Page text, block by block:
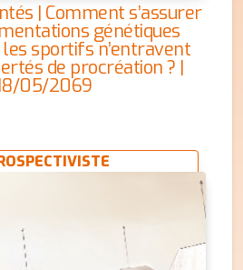
| Comment s’assurer
génétiques
les sportifs n’entravent
de procréation ? |
05/2069